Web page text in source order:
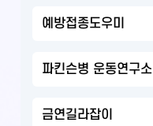
예방접종도우미
파킨슨병 운동연구소
금연길라잡이